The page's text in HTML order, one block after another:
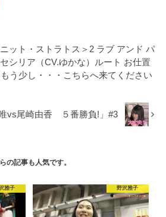
ット・ストラトス＞2 ラブ アンド パ
シリア（CV.ゆかな）ルート お仕置
う少し・・・こちらへ来てください
唯vs尾崎由香 ５番勝負!」#3
の記事も人気です。
雅子 野沢雅子